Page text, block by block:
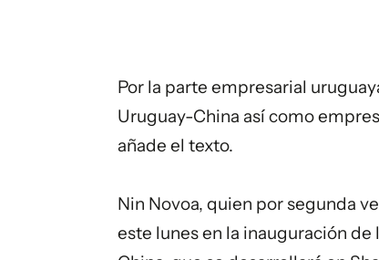
Por la parte empresarial
Uruguay-China así como
añade el texto.
Nin Novoa, quien por segunda
este lunes en la inauguración